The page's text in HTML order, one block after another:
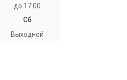
до 17:00
Сб
Выходной